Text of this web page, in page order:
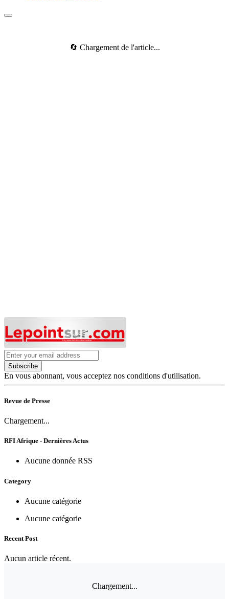
🔄 Chargement de l'article...
Subscribe
En vous abonnant, vous acceptez nos conditions d'utilisation.
Revue de Presse
Chargement...
RFI Afrique - Dernières Actus
Aucune donnée RSS
Category
Aucune catégorie
Aucune catégorie
Recent Post
Aucun article récent.
Chargement...